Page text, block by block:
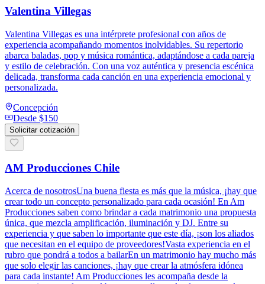
Valentina Villegas
Valentina Villegas es una intérprete profesional con años de
experiencia acompañando momentos inolvidables. Su repertorio
abarca baladas, pop y música romántica, adaptándose a cada pareja
y estilo de celebración. Con una voz auténtica y presencia escénica
delicada, transforma cada canción en una experiencia emocional y
personalizada.
Concepción
Desde $150
Solicitar cotización
AM Producciones Chile
Acerca de nosotrosUna buena fiesta es más que la música, ¡hay que
crear todo un concepto personalizado para cada ocasión! En Am
Producciones saben como brindar a cada matrimonio una propuesta
única, que mezcla amplificación, iluminación y DJ. Entre su
experiencia y que saben lo importante que este día, ¡son los aliados
que necesitan en el equipo de proveedores!Vasta experiencia en el
rubro que pondrá a todos a bailarEn un matrimonio hay mucho más
que solo elegir las canciones, ¡hay que crear la atmósfera idónea
para cada instante! Am Producciones les acompaña desde la